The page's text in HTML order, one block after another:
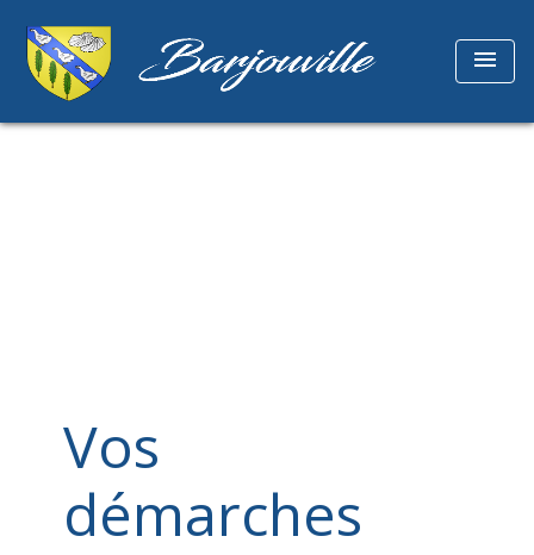
menu
Vos
démarches